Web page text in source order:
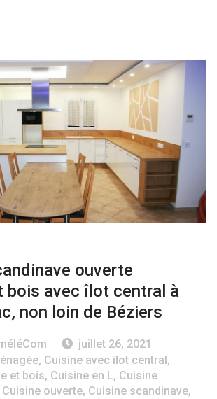
ouverte
bois avec îlot central à
non loin de Béziers
juillet 26, 2021
, Cuisine avec îlot central ,
et bois, Cuisine en L, Cuisine
Cuisine ouverte, Cuisine scandinave,